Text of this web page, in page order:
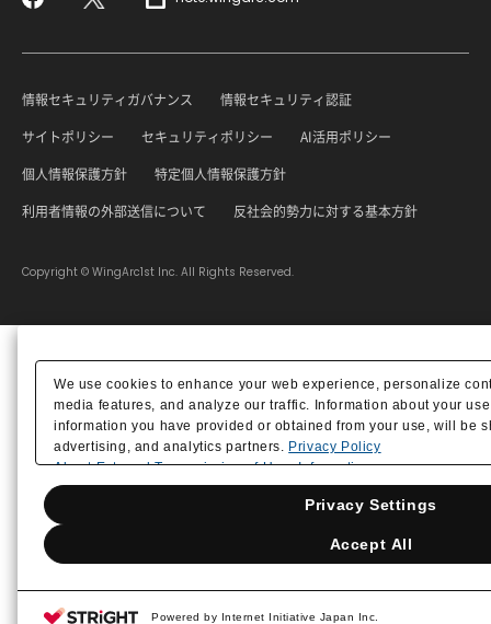
FacebookX
情報セキュリティガバナンス
情報セキュリティ認証
サイトポリシー
セキュリティポリシー
AI活用ポリシー
個人情報保護方針
特定個人情報保護方針
利用者情報の外部送信について
反社会的勢力に対する基本方針
Copyright © WingArc1st Inc. All Rights Reserved.
We use cookies to enhance your web experience, personalize
media features, and analyze our traffic. Information about your
information you have provided or obtained from your use, will be
advertising, and analytics partners. Privacy Policy
About External Transmission of User Information
Privacy Settings
Accept All
Powered by Internet Initiative Japan Inc.